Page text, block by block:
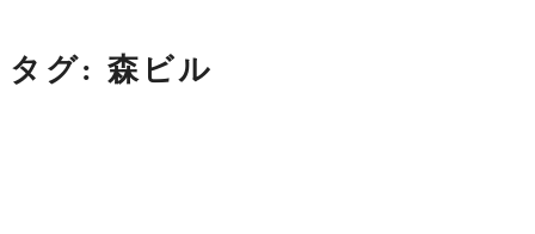
タグ: 森ビル